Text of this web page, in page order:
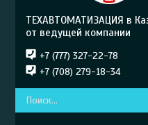
ТЕХАВТОМАТИЗАЦИЯ в
от ведущей компании
+7 (777) 327-22-78
+7 (708) 279-18-34